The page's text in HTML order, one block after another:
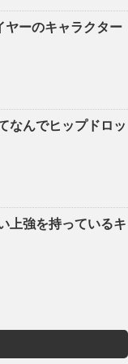
ヤーのキャラクター
なんでヒップドロッ
上強を持っているキ